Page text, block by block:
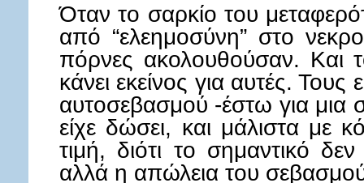
Όταν το σαρκίο του
από “ελεημοσύνη” στο
πόρνες ακολουθούσαν. Και
κάνει εκείνος για αυτές.
αυτοσεβασμού -έστω για μια
είχε δώσει, και μάλιστα με
τιμή, διότι το σημαντικό
αλλά η απώλεια του